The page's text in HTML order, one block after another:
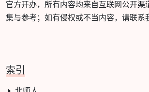
官方开办，所有内容均来自互联网公开渠
集与参考；如有侵权或不当内容，请联系
索引